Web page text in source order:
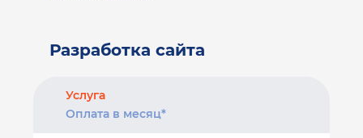
Разработка сайта
Услуга
Оплата в месяц*